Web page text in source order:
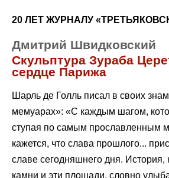
20 ЛЕТ ЖУРНАЛУ
Дмитрий Швидковский
Скульптура Зураба
сердце Парижа
Шарль де Голль писал в своих
мемуарах»: «С каждым шагом,
ступая по самым прославленным
кажется, что слава прошлого...
славе сегодняшнего дня. История,
камни и эти площади, словно